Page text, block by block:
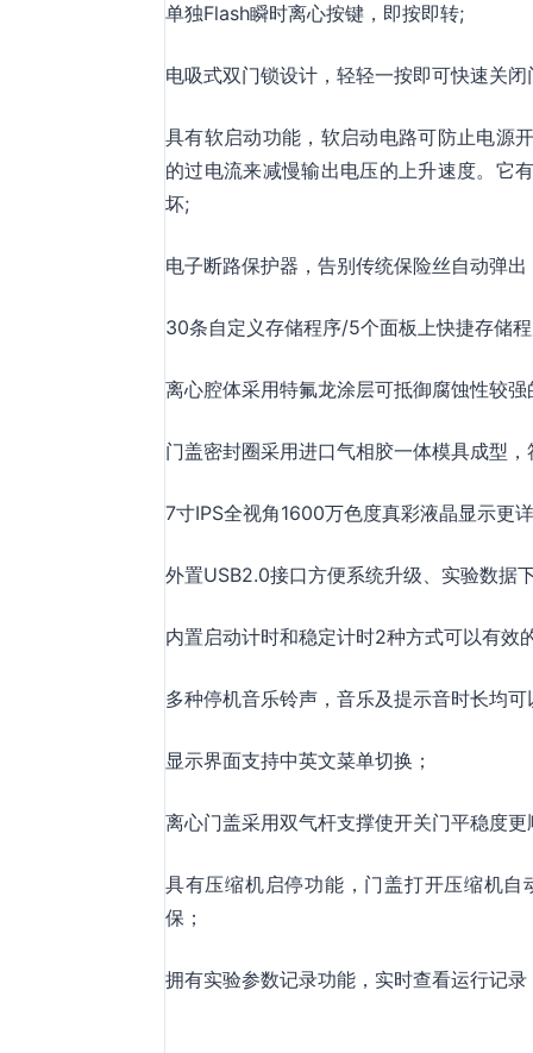
单独Flash瞬时离心按键，即按即转;
电吸式双门锁设计，轻轻一按即可快速关
具有软启动功能，软启动电路可防止电源
的过电流来减慢输出电压的上升速度。它
坏;
电子断路保护器，告别传统保险丝自动弹
30条自定义存储程序/5个面板上快捷存储
离心腔体采用特氟龙涂层可抵御腐蚀性较
门盖密封圈采用进口气相胶一体模具成型
7寸IPS全视角1600万色度真彩液晶显示更
外置USB2.0接口方便系统升级、实验数据
内置启动计时和稳定计时2种方式可以有效
多种停机音乐铃声，音乐及提示音时长均
显示界面支持中英文菜单切换；
离心门盖采用双气杆支撑使开关门平稳度
具有压缩机启停功能，门盖打开压缩机
保；
拥有实验参数记录功能，实时查看运行记录